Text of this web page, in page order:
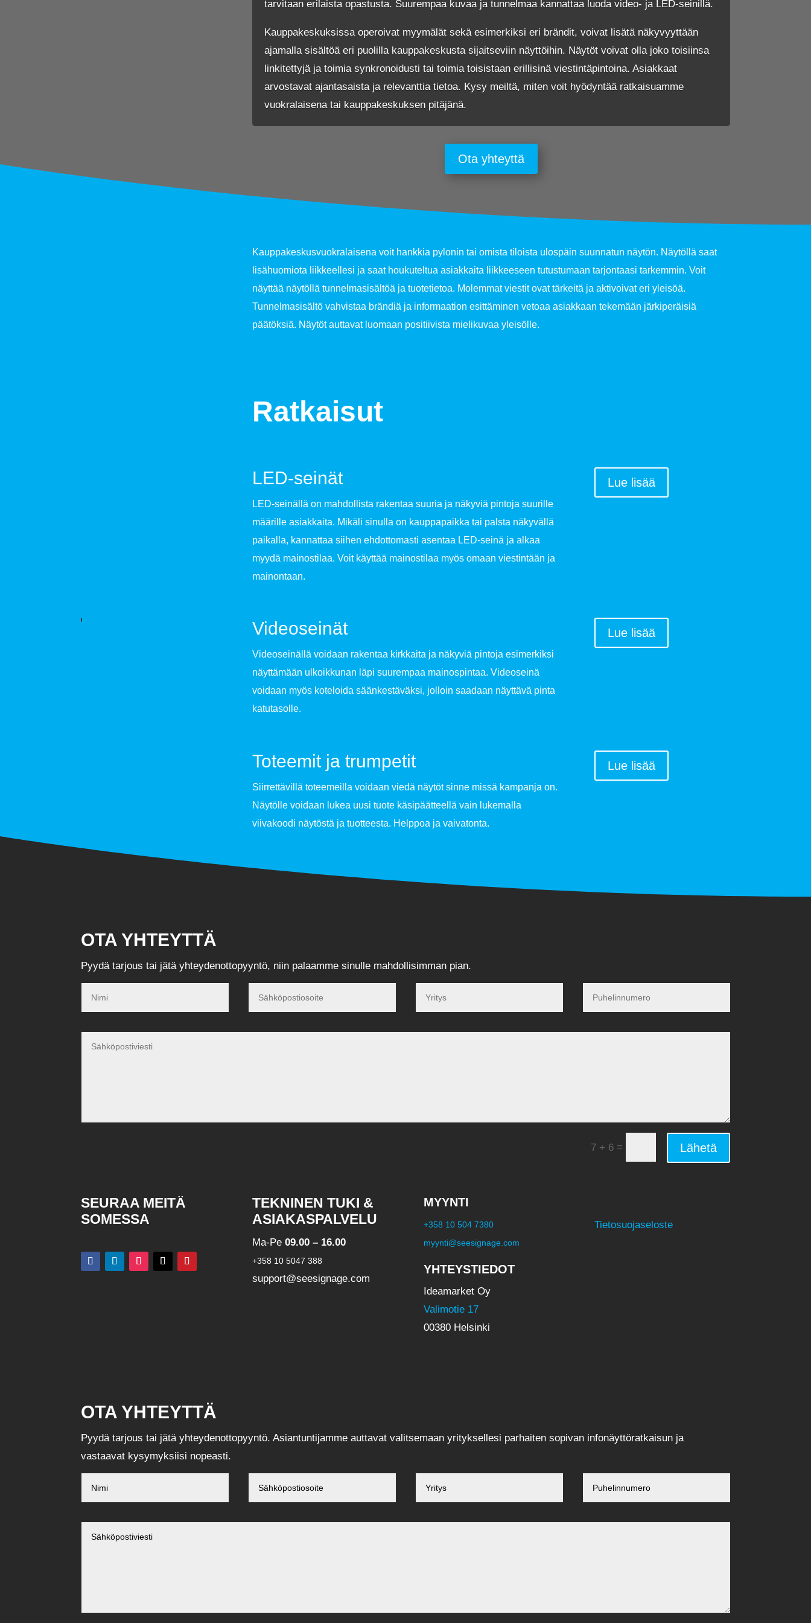
tarvitaan erilaista opastusta. Suurempaa kuvaa ja tunnelmaa kannattaa luoda video- ja LED-seinillä.
Kauppakeskuksissa operoivat myymälät sekä esimerkiksi eri brändit, voivat lisätä näkyvyyttään
ajamalla sisältöä eri puolilla kauppakeskusta sijaitseviin näyttöihin. Näytöt voivat olla joko toisiinsa
linkitettyjä ja toimia synkronoidusti tai toimia toisistaan erillisinä viestintäpintoina. Asiakkaat
arvostavat ajantasaista ja relevanttia tietoa. Kysy meiltä, miten voit hyödyntää ratkaisuamme
vuokralaisena tai kauppakeskuksen pitäjänä.
Ota yhteyttä
Kauppakeskusvuokralaisena voit hankkia pylonin tai omista tiloista ulospäin suunnatun näytön. Näytöllä saat
lisähuomiota liikkeellesi ja saat houkuteltua asiakkaita liikkeeseen tutustumaan tarjontaasi tarkemmin. Voit
näyttää näytöllä tunnelmasisältöä ja tuotetietoa. Molemmat viestit ovat tärkeitä ja aktivoivat eri yleisöä.
Tunnelmasisältö vahvistaa brändiä ja informaation esittäminen vetoaa asiakkaan tekemään järkiperäisiä
päätöksiä. Näytöt auttavat luomaan positiivista mielikuvaa yleisölle.
Ratkaisut
LED-seinät
LED-seinällä on mahdollista rakentaa suuria ja näkyviä pintoja suurille
määrille asiakkaita. Mikäli sinulla on kauppapaikka tai palsta näkyvällä
paikalla, kannattaa siihen ehdottomasti asentaa LED-seinä ja alkaa
myydä mainostilaa. Voit käyttää mainostilaa myös omaan viestintään ja
mainontaan.
Lue lisää
Videoseinät
Videoseinällä voidaan rakentaa kirkkaita ja näkyviä pintoja esimerkiksi
näyttämään ulkoikkunan läpi suurempaa mainospintaa. Videoseinä
voidaan myös koteloida säänkestäväksi, jolloin saadaan näyttävä pinta
katutasolle.
Lue lisää
Toteemit ja trumpetit
Siirrettävillä toteemeilla voidaan viedä näytöt sinne missä kampanja on.
Näytölle voidaan lukea uusi tuote käsipäätteellä vain lukemalla
viivakoodi näytöstä ja tuotteesta. Helppoa ja vaivatonta.
Lue lisää
OTA YHTEYTTÄ
Pyydä tarjous tai jätä yhteydenottopyyntö, niin palaamme sinulle mahdollisimman pian.
7 + 6= Lähetä
SEURAA MEITÄ
SOMESSA
TEKNINEN TUKI &
ASIAKASPALVELU
Ma-Pe 09.00 – 16.00
+358 10 5047 388
support@seesignage.com
MYYNTI
+358 10 504 7380
myynti@seesignage.com
YHTEYSTIEDOT
Ideamarket Oy
Valimotie 17
00380 Helsinki
Tietosuojaseloste
OTA YHTEYTTÄ
Pyydä tarjous tai jätä yhteydenottopyyntö. Asiantuntijamme auttavat valitsemaan yrityksellesi parhaiten sopivan infonäyttöratkaisun ja
vastaavat kysymyksiisi nopeasti.